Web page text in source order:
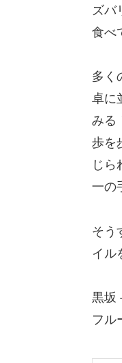
ズバ
食べ
多く
卓に
みる
歩を
じら
一の
そう
イル
黒坂
フル